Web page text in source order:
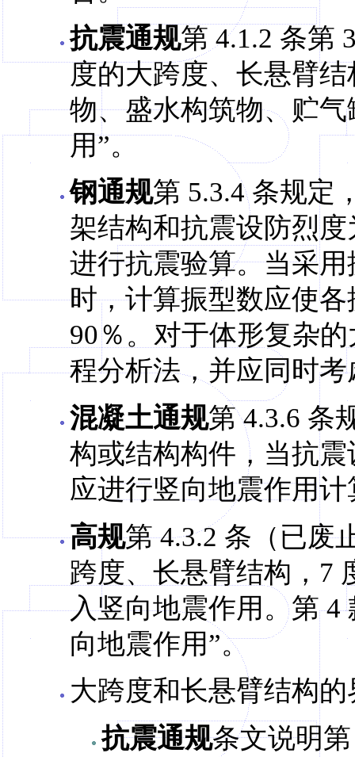
抗震通规第 4.1.2 条第
度的大跨度、长悬臂
物、盛水构筑物、贮
用”。
钢通规第 5.3.4 条规定
架结构和抗震设防烈
进行抗震验算。当采
时，计算振型数应使
90％。对于体形复杂
程分析法，并应同时
混凝土通规第 4.3.6 条
构或结构构件，当抗
应进行竖向地震作用计
高规第 4.3.2 条（已废
跨度、长悬臂结构，7
入竖向地震作用。第 4
向地震作用”。
大跨度和长悬臂结构的
抗震通规条文说明